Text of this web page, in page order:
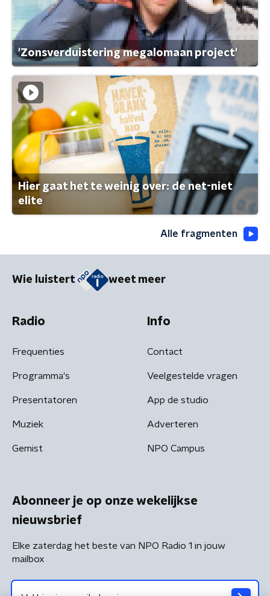
'Zonsverduistering megalomaan project'
Hier gaat het te weinig over: de net-niet
elite
Alle fragmenten
Wie luistert weet meer
Radio
Frequenties
Programma's
Presentatoren
Muziek
Gemist
Info
Contact
Veelgestelde vragen
App de studio
Adverteren
NPO Campus
Abonneer je op onze wekelijkse
nieuwsbrief
Elke zaterdag het beste van NPO Radio 1 in jouw
mailbox